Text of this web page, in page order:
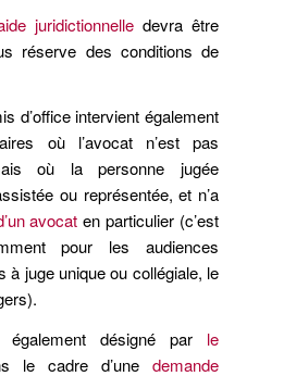
juridictionnelle devra être
réserve des conditions de
d’office intervient également
où l’avocat n’est pas
où la personne jugée
ou représentée, et n’a
avocat en particulier (c’est
pour les audiences
à juge unique ou collégiale, le
également désigné par le
le cadre d’une demande